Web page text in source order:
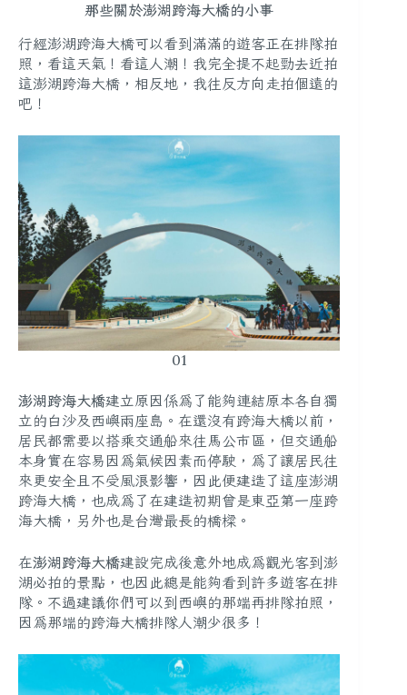
那些關於澎湖跨海大橋的小事
行經澎湖跨海大橋可以看到滿滿的遊客正在排隊拍
照，看這天氣！看這人潮！我完全提不起勁去近拍
這澎湖跨海大橋，相反地，我往反方向走拍個遠的
吧！
01
澎湖跨海大橋建立原因係為了能夠連結原本各自獨
立的白沙及西嶼兩座島。在還沒有跨海大橋以前，
居民都需要以搭乘交通船來往馬公市區，但交通船
本身實在容易因為氣候因素而停駛，為了讓居民往
來更安全且不受風浪影響，因此便建造了這座澎湖
跨海大橋，也成為了在建造初期曾是東亞第一座跨
海大橋，另外也是台灣最長的橋樑。
在澎湖跨海大橋建設完成後意外地成為觀光客到澎
湖必拍的景點，也因此總是能夠看到許多遊客在排
隊。不過建議你們可以到西嶼的那端再排隊拍照，
因為那端的跨海大橋排隊人潮少很多！